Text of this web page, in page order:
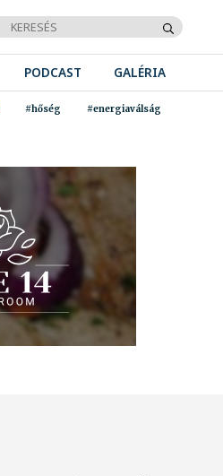
PODCAST GALÉRIA
#hőség #energiaválság